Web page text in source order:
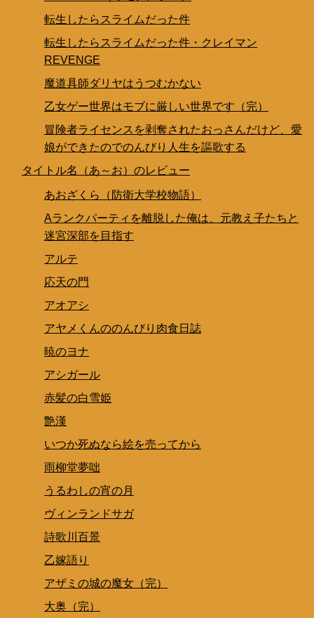
転生したらスライムだった件
転生したらスライムだった件・クレイマン
REVENGE
魔道具師ダリヤはうつむかない
乙女ゲー世界はモブに厳しい世界です（完）
冒険者ライセンスを剥奪されたおっさんだけど、愛
娘ができたのでのんびり人生を謳歌する
タイトル名（あ～お）のレビュー
あおざくら（防衛大学校物語）
Aランクパーティを離脱した俺は、元教え子たちと
迷宮深部を目指す
アルテ
応天の門
アオアシ
アヤメくんののんびり肉食日誌
暁のヨナ
アシガール
赤髪の白雪姫
艶漢
いつか死ぬなら絵を売ってから
雨柳堂夢咄
うるわしの宵の月
ヴィンランドサガ
詩歌川百景
乙嫁語り
アザミの城の魔女（完）
大奥（完）